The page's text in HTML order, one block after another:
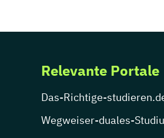
Relevante Portale
Das-Richtige-
Wegweiser-duales-